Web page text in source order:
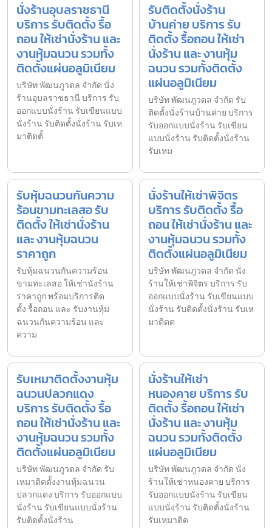
นั่งร้านอุบลราชธานี
บริการ รับติดตั้ง รื้อ
ถอน ให้เช่านั่งร้าน และ
งานหุ้มฉนวน รวมทั้ง
ติดตั้งแผ่นอลูมิเนียม
บริษัท พัฒนภูวดล จำกัด นั่ง
ร้านอุบลราชธานี บริการ รับ
ออกแบบนั่งร้าน รับเขียนแบบ
นั่งร้าน รับติดตั้งนั่งร้าน รับเห
มาติดตั้
รับติดตั้งนั่งร้าน
บ้านค่าย บริการ รับ
ติดตั้ง รื้อถอน ให้เช่า
นั่งร้าน และ งานหุ้ม
ฉนวน รวมทั้งติดตั้ง
แผ่นอลูมิเนียม
บริษัท พัฒนภูวดล จำกัด รับ
ติดตั้งนั่งร้านบ้านค่าย บริการ
รับออกแบบนั่งร้าน รับเขียน
แบบนั่งร้าน รับติดตั้งนั่งร้าน
รับเหม
รับหุ้มฉนวนกันความ
ร้อนขามทะเลสอ รับ
ติดตั้ง ให้เช่านั่งร้าน
และ งานหุ้มฉนวน
ราคาถูก
รับหุ้มฉนวนกันความร้อน
ขามทะเลสอ ให้เช่านั่งร้าน
ราคาถูก พร้อมบริการติด
ตั้ง รื้อถอน และ รับงานหุ้ม
ฉนวนกันความร้อน และ
ความ
นั่งร้านให้เช่าพิจิตร
บริการ รับติดตั้ง รื้อ
ถอน ให้เช่านั่งร้าน และ
งานหุ้มฉนวน รวมทั้ง
ติดตั้งแผ่นอลูมิเนียม
บริษัท พัฒนภูวดล จำกัด นั่ง
ร้านให้เช่าพิจิตร บริการ รับ
ออกแบบนั่งร้าน รับเขียนแบบ
นั่งร้าน รับติดตั้งนั่งร้าน รับเห
มาติดต
รับเหมาติดตั้งงานหุ้ม
ฉนวนปลวกแดง
บริการ รับติดตั้ง รื้อ
ถอน ให้เช่านั่งร้าน และ
งานหุ้มฉนวน รวมทั้ง
ติดตั้งแผ่นอลูมิเนียม
บริษัท พัฒนภูวดล จำกัด รับ
เหมาติดตั้งงานหุ้มฉนวน
ปลวกแดง บริการ รับออกแบบ
นั่งร้าน รับเขียนแบบนั่งร้าน
รับติดตั้งนั่งร้าน
นั่งร้านให้เช่า
หนองคาย บริการ รับ
ติดตั้ง รื้อถอน ให้เช่า
นั่งร้าน และ งานหุ้ม
ฉนวน รวมทั้งติดตั้ง
แผ่นอลูมิเนียม
บริษัท พัฒนภูวดล จำกัด นั่ง
ร้านให้เช่าหนองคาย บริการ
รับออกแบบนั่งร้าน รับเขียน
แบบนั่งร้าน รับติดตั้งนั่งร้าน
รับเหมาติด